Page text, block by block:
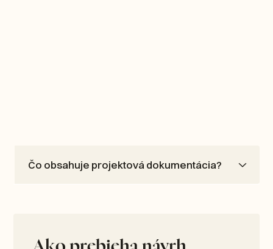
Čo obsahuje projektová dokumentácia?